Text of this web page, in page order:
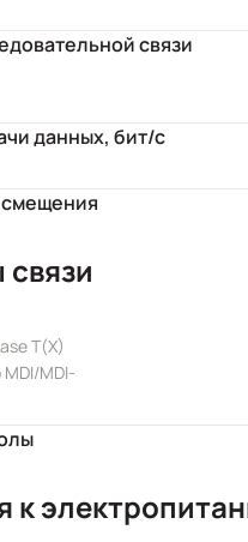
связи
данных, бит/с
смещения
T(X)
MDI-
к